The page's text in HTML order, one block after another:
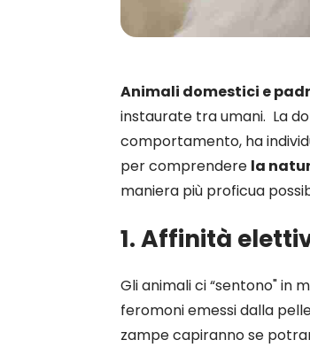
Animali domestici e
instaurate tra umani. La
comportamento, ha
per comprendere la
maniera più proficua
1. Affinità
Gli animali ci “sentono" in
feromoni emessi dalla
zampe capiranno se